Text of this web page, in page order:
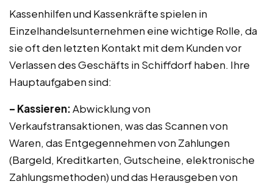
Kassenhilfen und Kassenkräfte spielen in
Einzelhandelsunternehmen eine wichtige Rolle, da
sie oft den letzten Kontakt mit dem Kunden vor
Verlassen des Geschäfts in Schiffdorf haben. Ihre
Hauptaufgaben sind:
– Kassieren:Abwicklung von
Verkaufstransaktionen, was das Scannen von
Waren, das Entgegennehmen von Zahlungen
(Bargeld, Kreditkarten, Gutscheine, elektronische
Zahlungsmethoden) und das Herausgeben von